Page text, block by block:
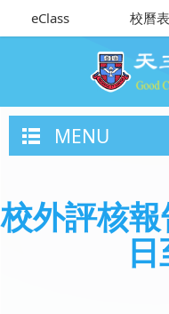
eClass 校曆表
MENU
校外評核